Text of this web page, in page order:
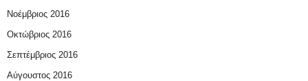
Νοέμβριος 2016
Οκτώβριος 2016
Σεπτέμβριος 2016
Αύγουστος 2016